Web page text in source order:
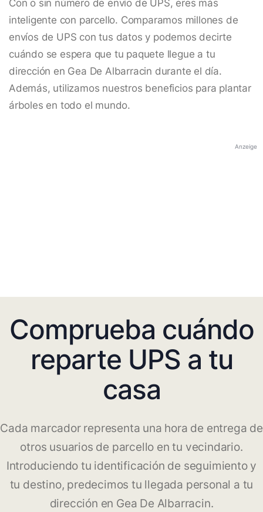
Con o sin número de envío de UPS, eres más
inteligente con parcello. Comparamos millones de
envíos de UPS con tus datos y podemos decirte
cuándo se espera que tu paquete llegue a tu
dirección en Gea De Albarracin durante el día.
Además, utilizamos nuestros beneficios para plantar
árboles en todo el mundo.
Anzeige
Comprueba cuándo
reparte UPS a tu
casa
Cada marcador representa una hora de entrega de
otros usuarios de parcello en tu vecindario.
Introduciendo tu identificación de seguimiento y
tu destino, predecimos tu llegada personal a tu
dirección en Gea De Albarracin.